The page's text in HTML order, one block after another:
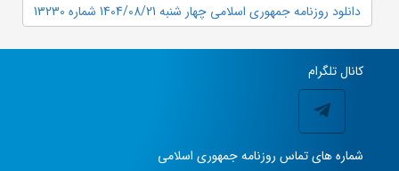
دانلود روزنامه جمهوری اسلامی چهار شنبه 1404/08/21 شماره 13230
کانال تلگرام
شماره های تماس روزنامه جمهوری اسلامی